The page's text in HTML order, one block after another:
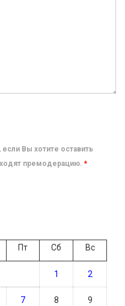
Вы хотите оставить
премодерацию. *
Пт Сб Вс
1 2
7 8 9